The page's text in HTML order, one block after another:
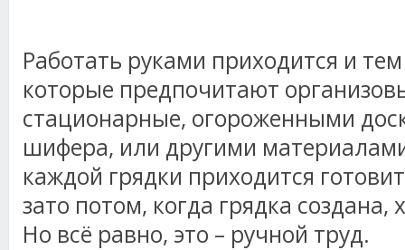
Работать руками приходится и
которые предпочитают
стационарные, огороженными
шифера, или другими
каждой грядки приходится
зато потом, когда грядка
Но всё равно, это – ручной труд.